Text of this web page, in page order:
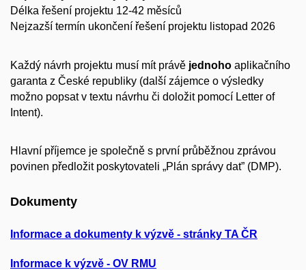
Délka řešení projektu 12-42 měsíců
Nejzazší termín ukončení řešení projektu listopad 2026
Každý návrh projektu musí mít právě jednoho aplikačního
garanta z České republiky (další zájemce o výsledky
možno popsat v textu návrhu či doložit pomocí Letter of
Intent).
Hlavní příjemce je společně s první průběžnou zprávou
povinen předložit poskytovateli „Plán správy dat” (DMP).
Dokumenty
Informace a dokumenty k výzvě - stránky TA ČR
Informace k výzvě - OV RMU